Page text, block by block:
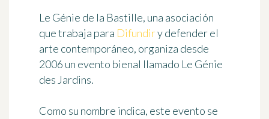
Le Génie de la Bastille, una asociación
que trabaja para Difundiry defender el
arte contemporáneo, organiza desde
2006 un evento bienal llamado Le Génie
des Jardins.
Como su nombre indica, este evento se